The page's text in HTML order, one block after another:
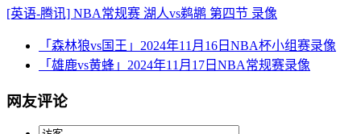
[英语-腾讯] NBA常规赛 湖人vs鹈鹕 第四节 录像
「森林狼vs国王」2024年11月16日NBA杯小组赛录像
「雄鹿vs黄蜂」2024年11月17日NBA常规赛录像
网友评论